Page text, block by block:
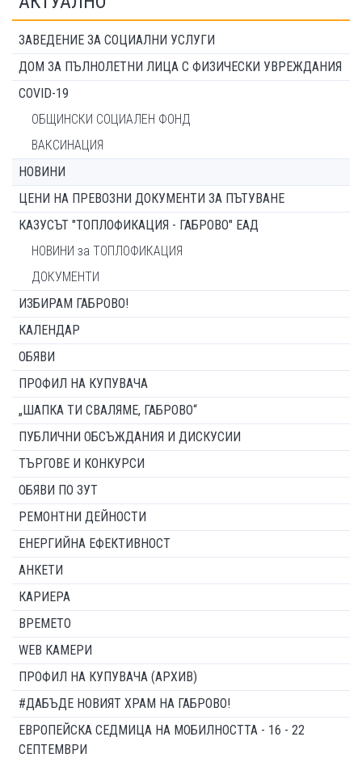
ЗАВЕДЕНИЕ ЗА СОЦИАЛНИ УСЛУГИ
ДОМ ЗА ПЪЛНОЛЕТНИ ЛИЦА С ФИЗИЧЕСКИ УВРЕЖДАНИЯ
COVID-19
ОБЩИНСКИ СОЦИАЛЕН ФОНД
ВАКСИНАЦИЯ
НОВИНИ
ЦЕНИ НА ПРЕВОЗНИ ДОКУМЕНТИ ЗА ПЪТУВАНЕ
КАЗУСЪТ "ТОПЛОФИКАЦИЯ - ГАБРОВО" ЕАД
НОВИНИ за ТОПЛОФИКАЦИЯ
ДОКУМЕНТИ
ИЗБИРАМ ГАБРОВО!
КАЛЕНДАР
ОБЯВИ
ПРОФИЛ НА КУПУВАЧА
„ШАПКА ТИ СВАЛЯМЕ, ГАБРОВО“
ПУБЛИЧНИ ОБСЪЖДАНИЯ И ДИСКУСИИ
ТЪРГОВЕ И КОНКУРСИ
ОБЯВИ ПО ЗУТ
РЕМОНТНИ ДЕЙНОСТИ
ЕНЕРГИЙНА ЕФЕКТИВНОСТ
АНКЕТИ
КАРИЕРА
ВРЕМЕТО
WEB КАМЕРИ
ПРОФИЛ НА КУПУВАЧА (АРХИВ)
#ДАБЪДЕ НОВИЯТ ХРАМ НА ГАБРОВО!
ЕВРОПЕЙСКА СЕДМИЦА НА МОБИЛНОСТТА - 16 - 22
СЕПТЕМВРИ